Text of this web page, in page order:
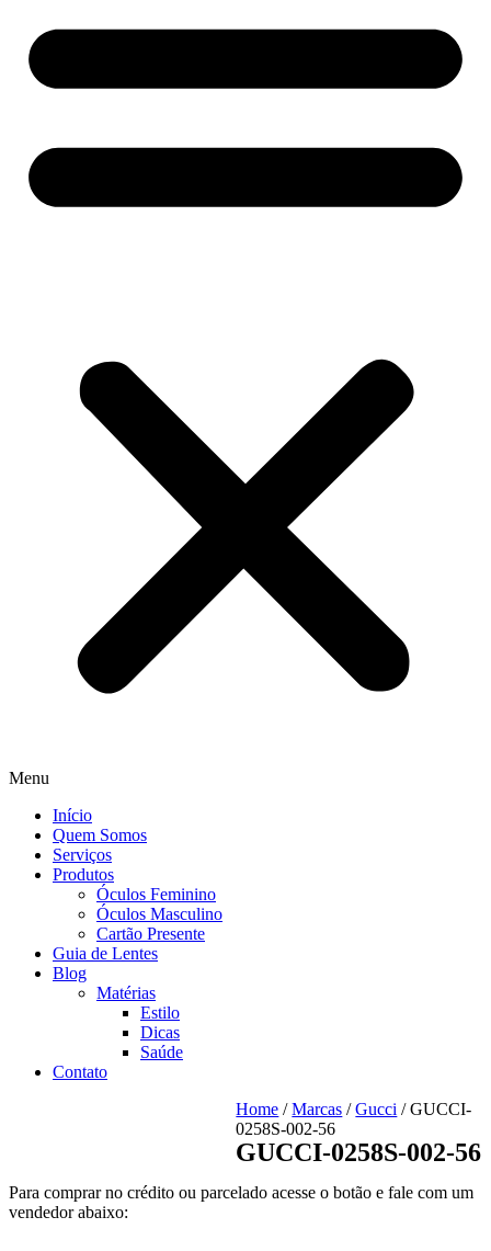
Menu
Início
Quem Somos
Serviços
Produtos
Óculos Feminino
Óculos Masculino
Cartão Presente
Guia de Lentes
Blog
Matérias
Estilo
Dicas
Saúde
Contato
Home /Marcas /Gucci / GUCCI-
0258S-002-56
GUCCI-0258S-002-56
Para comprar no crédito ou parcelado acesse o botão e fale com um
vendedor abaixo: